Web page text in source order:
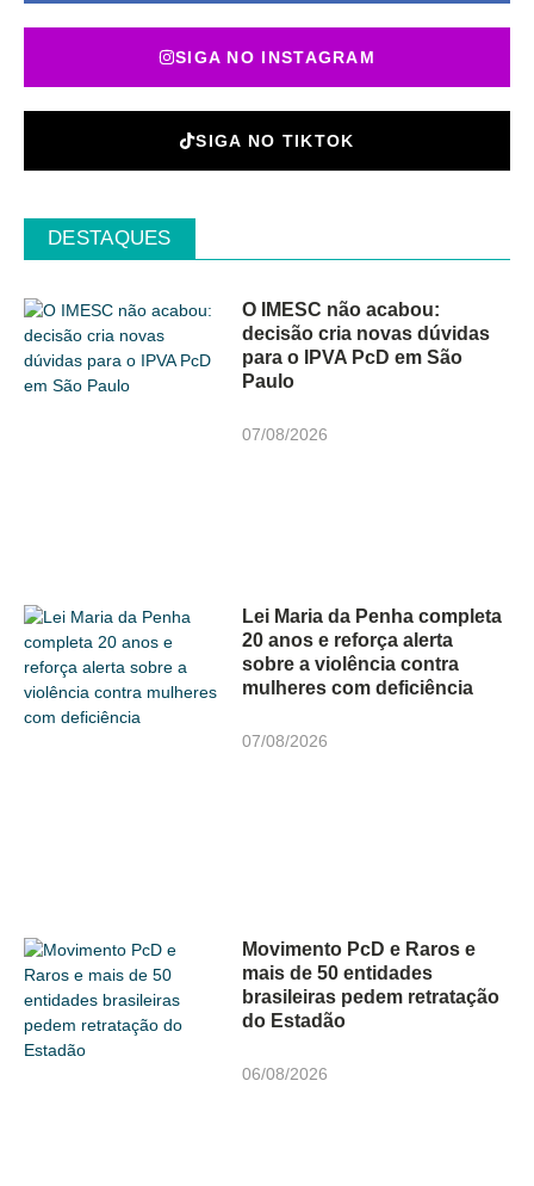
SIGA NO INSTAGRAM
SIGA NO TIKTOK
DESTAQUES
O IMESC não acabou:
decisão cria novas dúvidas
para o IPVA PcD em São
Paulo
07/08/2026
Lei Maria da Penha completa
20 anos e reforça alerta
sobre a violência contra
mulheres com deficiência
07/08/2026
Movimento PcD e Raros e
mais de 50 entidades
brasileiras pedem retratação
do Estadão
06/08/2026